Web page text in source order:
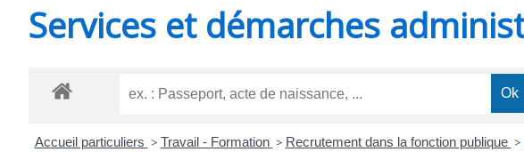
Services et démarches
Accueil particuliers > Travail - Formation > Recrutement dans la fonction publique >